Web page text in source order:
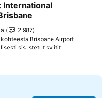
suosikkeihin
International
2 987
kohteesta Brisbane Airport
sisustetut sviitit